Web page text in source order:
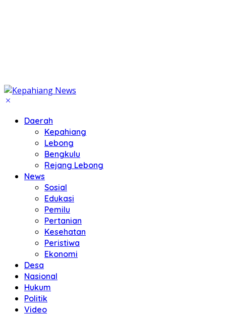
Daerah
Kepahiang
Lebong
Bengkulu
Rejang Lebong
News
Sosial
Edukasi
Pemilu
Pertanian
Kesehatan
Peristiwa
Ekonomi
Desa
Nasional
Hukum
Politik
Video